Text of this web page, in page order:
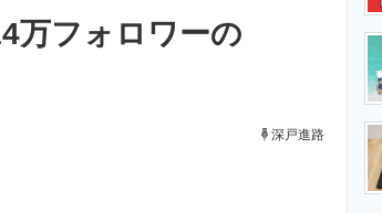
エネルギーの専
万フォロワーの
深戸進路